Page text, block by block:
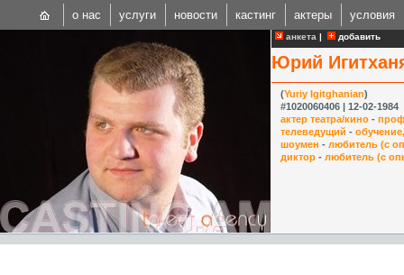
анкета | добавить
Юрий
(Yuriy Igitghanian)
#1020060406 | 12-02-1984
актер театра/кино -
телеведущий -
шоумен - любитель (с
диктор - любитель (с
о нас услуги новости кастинг актеры условия